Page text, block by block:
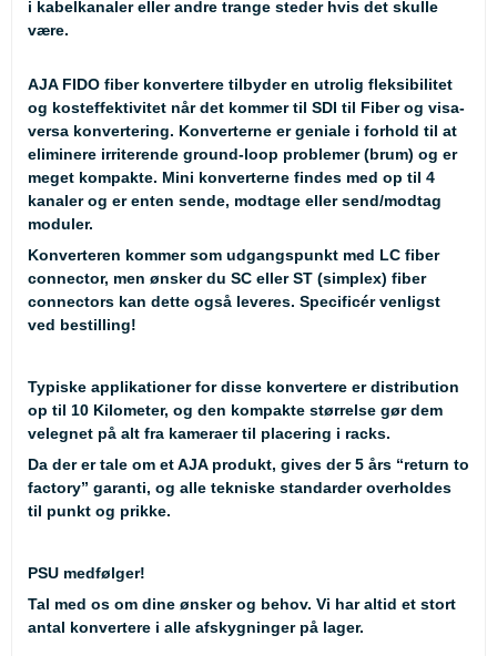
i kabelkanaler eller andre trange steder hvis det skulle
være.
AJA FIDO fiber konvertere tilbyder en utrolig fleksibilitet
og kosteffektivitet når det kommer til SDI til Fiber og visa-
versa konvertering. Konverterne er geniale i forhold til at
eliminere irriterende ground-loop problemer (brum) og er
meget kompakte. Mini konverterne findes med op til 4
kanaler og er enten sende, modtage eller send/modtag
moduler.
Konverteren kommer som udgangspunkt med LC fiber
connector, men ønsker du SC eller ST (simplex) fiber
connectors kan dette også leveres. Specificér venligst
ved bestilling!
Typiske applikationer for disse konvertere er distribution
op til 10 Kilometer, og den kompakte størrelse gør dem
velegnet på alt fra kameraer til placering i racks.
Da der er tale om et AJA produkt, gives der 5 års “return to
factory” garanti, og alle tekniske standarder overholdes
til punkt og prikke.
PSU medfølger!
Tal med os om dine ønsker og behov. Vi har altid et stort
antal konvertere i alle afskygninger på lager.